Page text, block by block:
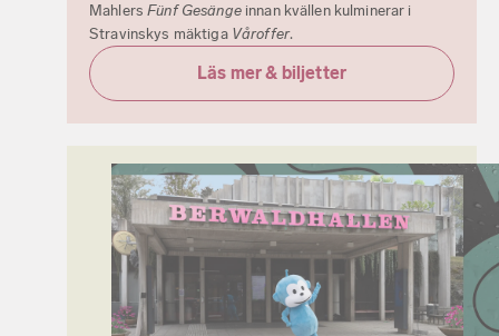
MahlersFünf Gesänge innan kvällen kulminerar i
Stravinskys mäktiga Våroffer.
Läs mer & biljetter